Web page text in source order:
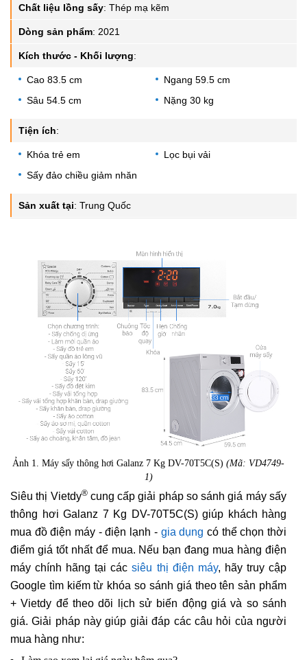
Chất liệu lồng sấy: Thép mạ kẽm
Dòng sản phẩm: 2021
Kích thước - Khối lượng:
Cao 83.5 cm
Ngang 59.5 cm
Sâu 54.5 cm
Nặng 30 kg
Tiện ích:
Khóa trẻ em
Lọc bụi vải
Sấy đảo chiều giảm nhăn
Sản xuất tại: Trung Quốc
Ảnh 1. Máy sấy thông hơi Galanz 7 Kg DV-70T5C(S) (Mã: VD4749-
1)
Siêu thị Vietdy®cung cấp giải pháp so sánh giá máy sấy
thông hơi Galanz 7 Kg DV-70T5C(S) giúp khách hàng
mua đồ điện máy - điện lạnh - gia dụng có thể chọn thời
điểm giá tốt nhất để mua. Nếu bạn đang mua hàng điện
máy chính hãng tại cácsiêu thị điện máy, hãy truy cập
Google tìm kiếm từ khóa so sánh giá theo tên sản phẩm
+ Vietdy để theo dõi lịch sử biến động giá và so sánh
giá. Giải pháp này giúp giải đáp các câu hỏi của người
mua hàng như: